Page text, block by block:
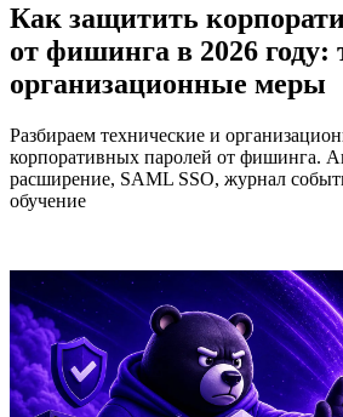
Как защитить
от фишинга в 2026 году:
организационные меры
Разбираем технические и
корпоративных паролей от фишинга.
расширение, SAML SSO, журнал
обучение